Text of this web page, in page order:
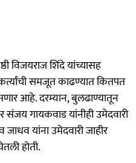
विजयराज शिंदे यांच्यासह
समजूत काढण्यात कितपत
आहे. दरम्यान, बुलढाण्यातून
गायकवाड यांनीही उमेदवारी
जाधव यांना उमेदवारी जाहीर
होती.